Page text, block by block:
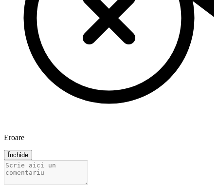
Eroare
Închide